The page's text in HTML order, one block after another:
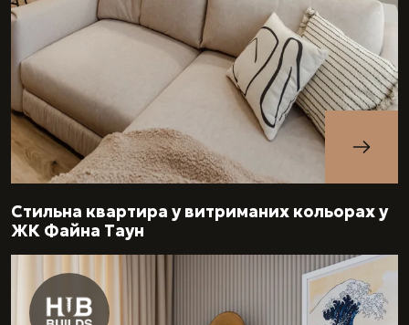
Стильна квартира у витриманих кольорах у
ЖК Файна Таун